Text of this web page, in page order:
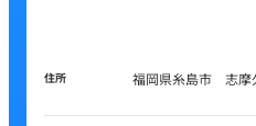
住所 福岡県糸島市 志摩